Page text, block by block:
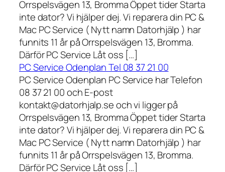
Orrspelsvägen 13, Bromma Öppet tider Starta
inte dator? Vi hjälper dej. Vi reparera din PC &
Mac PC Service ( Nytt namn Datorhjälp ) har
funnits 11 år på Orrspelsvägen 13, Bromma.
Därför PC Service Låt oss […]
PC Service Odenplan Tel 08 37 21 00
PC Service Odenplan PC Service har Telefon
08 37 21 00 och E-post
kontakt@datorhjalp.se och vi ligger på
Orrspelsvägen 13, Bromma Öppet tider Starta
inte dator? Vi hjälper dej. Vi reparera din PC &
Mac PC Service ( Nytt namn Datorhjälp ) har
funnits 11 år på Orrspelsvägen 13, Bromma.
Därför PC Service Låt oss […]